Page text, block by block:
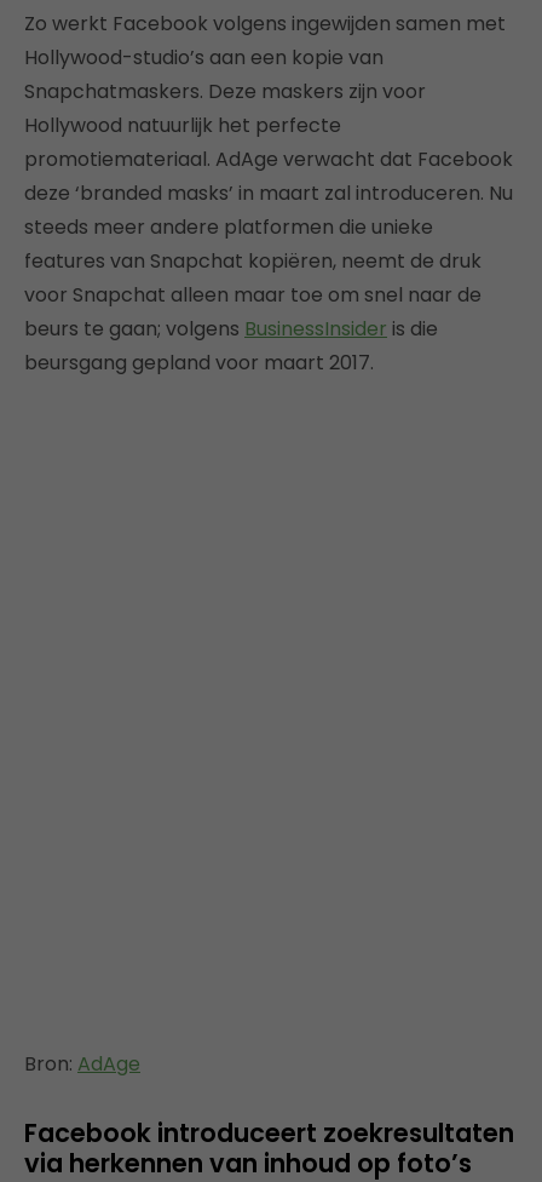
Zo werkt Facebook volgens ingewijden samen met
Hollywood-studio’s aan een kopie van
Snapchatmaskers. Deze maskers zijn voor
Hollywood natuurlijk het perfecte
promotiemateriaal. AdAge verwacht dat Facebook
deze ‘branded masks’ in maart zal introduceren. Nu
steeds meer andere platformen die unieke
features van Snapchat kopiëren, neemt de druk
voor Snapchat alleen maar toe om snel naar de
beurs te gaan; volgens BusinessInsider is die
beursgang gepland voor maart 2017.
Bron: AdAge
Facebook introduceert zoekresultaten
via herkennen van inhoud op foto’s